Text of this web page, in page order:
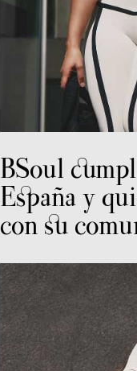
BSoul
España y
con su